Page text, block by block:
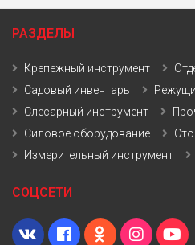
РАЗДЕЛЫ
Крепежный инструмент
Садовый инвентарь
Слесарный инструмент
Силовое оборудование
Измерительный инструмент
СОЦСЕТИ